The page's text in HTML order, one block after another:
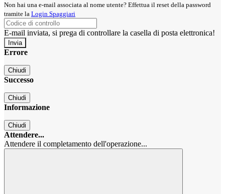
Non hai una e-mail associata al nome utente? Effettua il reset della password
tramite la Login Spaggiari
E-mail inviata, si prega di controllare la casella di posta elettronica!
Errore
Chiudi
Successo
Chiudi
Informazione
Chiudi
Attendere...
Attendere il completamento dell'operazione...